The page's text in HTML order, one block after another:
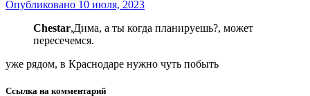
Опубликовано 10 июля, 2023
Сhestar,Дима, а ты когда планируешь?, может
пересечемся.
уже рядом, в Краснодаре нужно чуть побыть
Ссылка на комментарий